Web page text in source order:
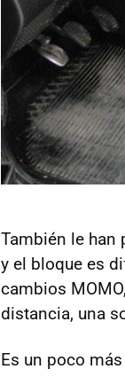
También le han
y el bloque es
cambios MOMO
distancia, una
Es un poco